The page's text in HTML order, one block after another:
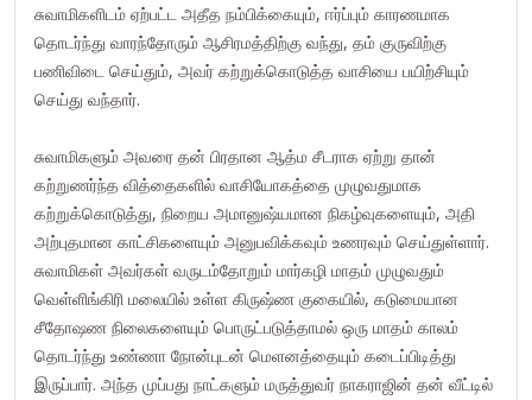
சுவாமிகளிடம் ஏற்பட்ட அதீத நம்பிக்கையும், ஈர்ப்பும் காரணமாக
தொடர்ந்து வாரந்தோரும் ஆசிரமத்திற்கு வந்து, தம் குருவிற்கு
பணிவிடை செய்தும், அவர் கற்றுக்கொடுத்த வாசியை பயிற்சியும்
செய்து வந்தார்.
சுவாமிகளும் அவரை தன் பிரதான ஆத்ம சீடராக ஏற்று தான்
கற்றுணர்ந்த வித்தைகளில் வாசியோகத்தை முழுவதுமாக
கற்றுக்கொடுத்து, நிறைய அமானுஷ்யமான நிகழ்வுகளையும், அதி
அற்புதமான காட்சிகளையும் அனுபவிக்கவும் உணரவும் செய்துள்ளார்.
சுவாமிகள் அவர்கள் வருடம்தோறும் மார்கழி மாதம் முழுவதும்
வெள்ளிங்கிரி மலையில் உள்ள கிருஷ்ண குகையில், கடுமையான
சீதோஷண நிலைகளையும் பொருட்படுத்தாமல் ஒரு மாதம் காலம்
தொடர்ந்து உண்ணா நோன்புடன் மெளனத்தையும் கடைப்பிடித்து
இருப்பார். அந்த முப்பது நாட்களும் மருத்துவர் நாகராஜின் தன் வீட்டில்